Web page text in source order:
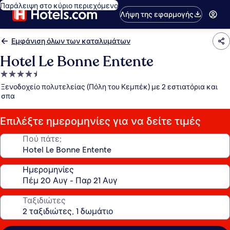
Παράλειψη στο κύριο περιεχόμενο
Λήψη της εφαρμογής
Εμφάνιση όλων των καταλυμάτων
Hotel Le Bonne Entente
Κατάλυμα
με
4.5
αστέρια
Ξενοδοχείο πολυτελείας (Πόλη του Κεμπέκ) με 2 εστιατόρια και
σπα
Επιλέξτε ημερομηνίες για να δείτε τιμές
Πού πάτε;
Ημερομηνίες
Ταξιδιώτες